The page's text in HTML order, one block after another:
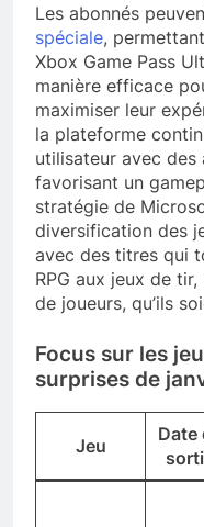
Les abonnés
spéciale,
Xbox Game Pass
manière efficace
maximiser leur
la plateforme
utilisateur avec
favorisant un
stratégie de
diversification des
avec des titres qui
RPG aux jeux de
de joueurs, qu’ils
Focus sur les
surprises de
Jeu
Date